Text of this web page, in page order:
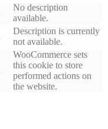
No description
available.
Description is currently
not available.
WooCommerce sets
this cookie to store
performed actions on
the website.